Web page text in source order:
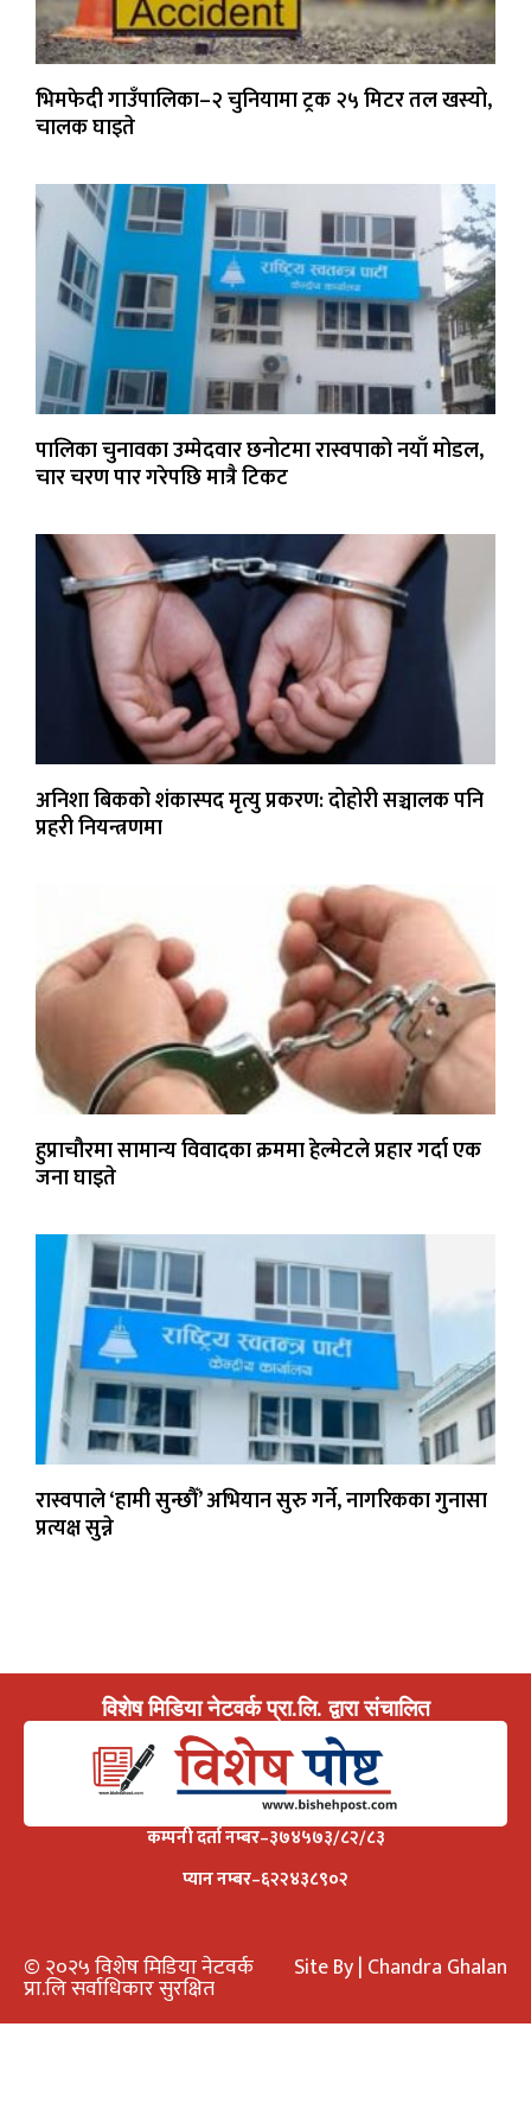
भिमफेदी गाउँपालिका–२ चुनियामा ट्रक २५ मिटर तल खस्यो,
चालक घाइते
पालिका चुनावका उम्मेदवार छनोटमा रास्वपाको नयाँ मोडल,
चार चरण पार गरेपछि मात्रै टिकट
अनिशा बिकको शंकास्पद मृत्यु प्रकरण: दोहोरी सञ्चालक पनि
प्रहरी नियन्त्रणमा
हुप्राचौरमा सामान्य विवादका क्रममा हेल्मेटले प्रहार गर्दा एक
जना घाइते
रास्वपाले ‘हामी सुन्छौँ’ अभियान सुरु गर्ने, नागरिकका गुनासा
प्रत्यक्ष सुन्ने
विशेष मिडिया नेटवर्क प्रा.लि. द्वारा संचालित
कम्पनी दर्ता नम्बर–३७४५७३/८२/८३
प्यान नम्बर–६२२४३८९०२
© २०२५ विशेष मिडिया नेटवर्क
प्रा.लि सर्वाधिकार सुरक्षित
Site By | Chandra Ghalan